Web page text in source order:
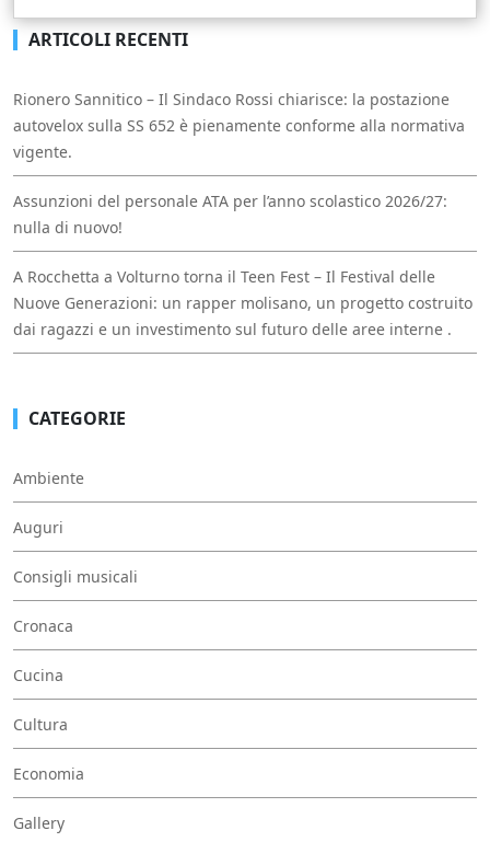
ARTICOLI RECENTI
Rionero Sannitico – Il Sindaco Rossi chiarisce: la postazione
autovelox sulla SS 652 è pienamente conforme alla normativa
vigente.
Assunzioni del personale ATA per l’anno scolastico 2026/27:
nulla di nuovo!
A Rocchetta a Volturno torna il Teen Fest – Il Festival delle
Nuove Generazioni: un rapper molisano, un progetto costruito
dai ragazzi e un investimento sul futuro delle aree interne .
CATEGORIE
Ambiente
Auguri
Consigli musicali
Cronaca
Cucina
Cultura
Economia
Gallery